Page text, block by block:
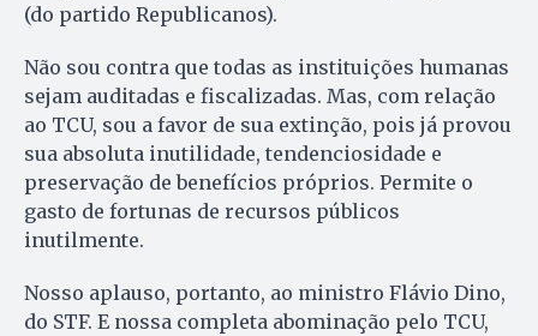
(do partido Republicanos).
Não sou contra que todas as instituições humanas
sejam auditadas e fiscalizadas. Mas, com relação
ao TCU, sou a favor de sua extinção, pois já provou
sua absoluta inutilidade, tendenciosidade e
preservação de benefícios próprios. Permite o
gasto de fortunas de recursos públicos
inutilmente.
Nosso aplauso, portanto, ao ministro Flávio Dino,
do STF. E nossa completa abominação pelo TCU,